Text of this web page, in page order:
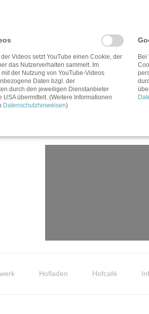
zu den
Hofladen Hofcafé
Videos setzt YouTube einen Cookie, der
das Nutzerverhalten sammelt. Im
der Nutzung von YouTube-Videos
Daten bzgl. der
durch den jeweiligen Dienstanbieter
USA übermittelt. (Weitere Informationen
Datenschutzhinweisen)
Bei